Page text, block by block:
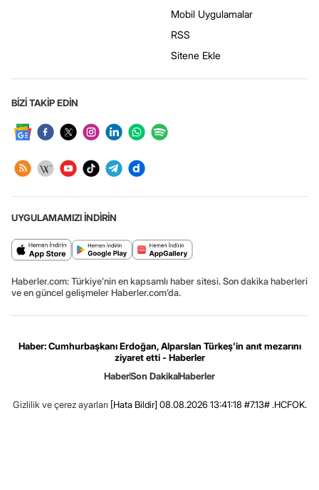
Mobil Uygulamalar
RSS
Sitene Ekle
BİZİ TAKİP EDİN
UYGULAMAMIZI İNDİRİN
Haberler.com: Türkiye’nin en kapsamlı haber sitesi. Son dakika haberleri
ve en güncel gelişmeler Haberler.com’da.
Haber: Cumhurbaşkanı Erdoğan, Alparslan Türkeş'in anıt mezarını
ziyaret etti - Haberler
HaberSon DakikaHaberler
Gizlilik ve çerez ayarları [Hata Bildir] 08.08.2026 13:41:18 #7.13# .HCFOK.